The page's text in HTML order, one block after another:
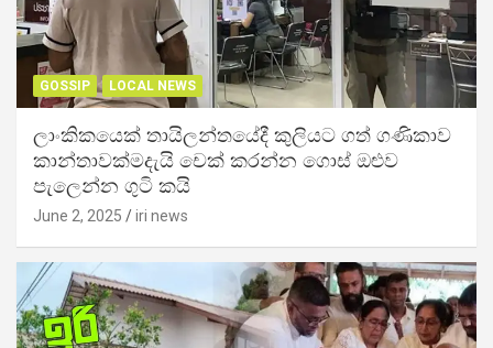
GOSSIP LOCAL NEWS
ලාංකිකයෙක් තායිලන්තයේදී කුලියට ගත් ගණිකාව
කාන්තාවක්මදැයි චෙක් කරන්න ගොස් ඔළුව
පැලෙන්න ගුටි කයි
June 2, 2025 iri news